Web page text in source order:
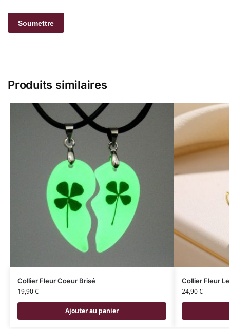
Produits similaires
Collier Fleur Coeur Brisé
19,90€
Ajouter au panier
Collier Fleur
24,90€